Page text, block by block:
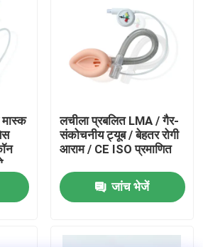
लचीला प्रबलित LMA / गैर-
संकोचनीय ट्यूब / बेहतर रोगी
आराम / CE ISO प्रमाणित
जांच भेजें